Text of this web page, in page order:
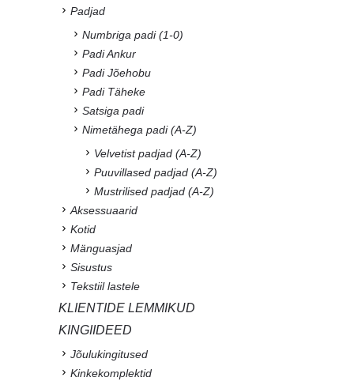
Padjad
Numbriga padi (1-0)
Padi Ankur
Padi Jõehobu
Padi Täheke
Satsiga padi
Nimetähega padi (A-Z)
Velvetist padjad (A-Z)
Puuvillased padjad (A-Z)
Mustrilised padjad (A-Z)
Aksessuaarid
Kotid
Mänguasjad
Sisustus
Tekstiil lastele
KLIENTIDE LEMMIKUD
KINGIIDEED
Jõulukingitused
Kinkekomplektid